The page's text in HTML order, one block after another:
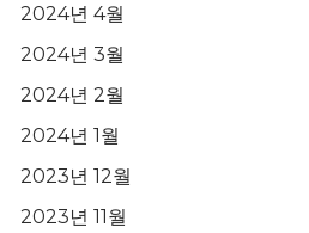
2024년 4월
2024년 3월
2024년 2월
2024년 1월
2023년 12월
2023년 11월